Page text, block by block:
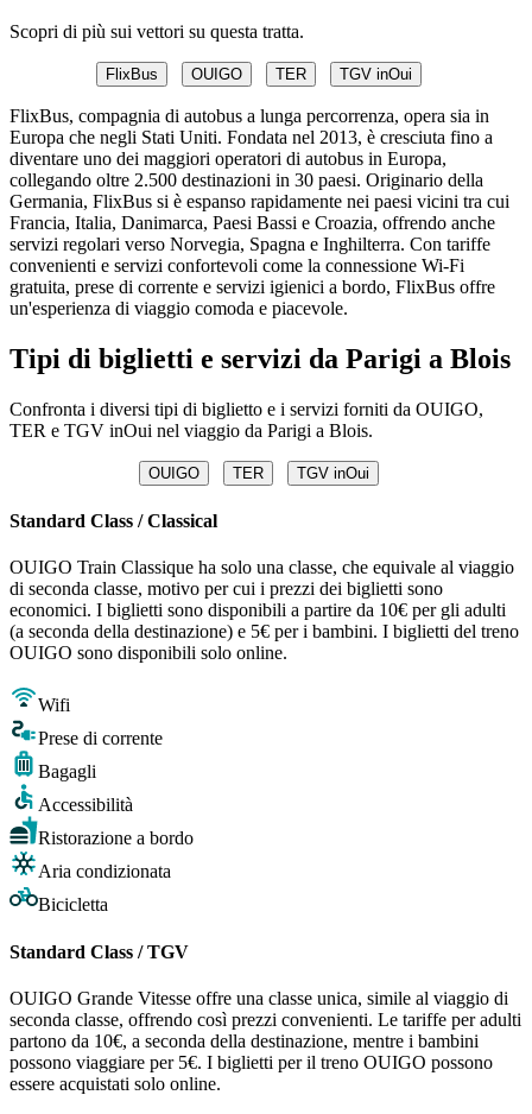
Scopri di più sui vettori su questa tratta.
FlixBus OUIGO TER TGV inOui
FlixBus, compagnia di autobus a lunga percorrenza, opera sia in
Europa che negli Stati Uniti. Fondata nel 2013, è cresciuta fino a
diventare uno dei maggiori operatori di autobus in Europa,
collegando oltre 2.500 destinazioni in 30 paesi. Originario della
Germania, FlixBus si è espanso rapidamente nei paesi vicini tra cui
Francia, Italia, Danimarca, Paesi Bassi e Croazia, offrendo anche
servizi regolari verso Norvegia, Spagna e Inghilterra. Con tariffe
convenienti e servizi confortevoli come la connessione Wi-Fi
gratuita, prese di corrente e servizi igienici a bordo, FlixBus offre
un'esperienza di viaggio comoda e piacevole.
Tipi di biglietti e servizi da Parigi a Blois
Confronta i diversi tipi di biglietto e i servizi forniti da OUIGO,
TER e TGV inOui nel viaggio da Parigi a Blois.
OUIGO TER TGV inOui
Standard Class / Classical
OUIGO Train Classique ha solo una classe, che equivale al viaggio
di seconda classe, motivo per cui i prezzi dei biglietti sono
economici. I biglietti sono disponibili a partire da 10€ per gli adulti
(a seconda della destinazione) e 5€ per i bambini. I biglietti del treno
OUIGO sono disponibili solo online.
Wifi
Prese di corrente
Bagagli
Accessibilità
Ristorazione a bordo
Aria condizionata
Bicicletta
Standard Class / TGV
OUIGO Grande Vitesse offre una classe unica, simile al viaggio di
seconda classe, offrendo così prezzi convenienti. Le tariffe per adulti
partono da 10€, a seconda della destinazione, mentre i bambini
possono viaggiare per 5€. I biglietti per il treno OUIGO possono
essere acquistati solo online.